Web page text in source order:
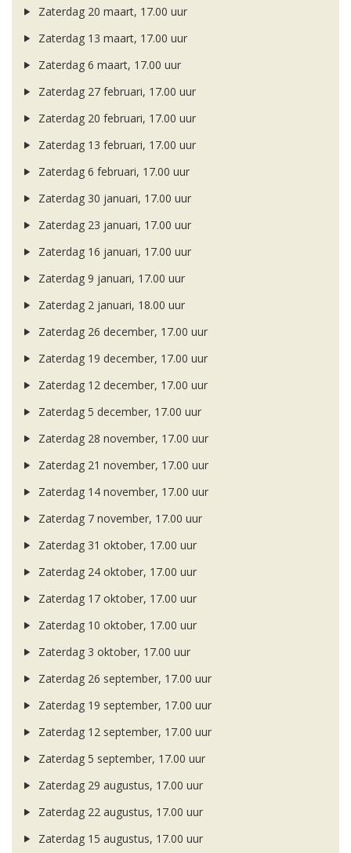
Zaterdag 20 maart, 17.00 uur
Zaterdag 13 maart, 17.00 uur
Zaterdag 6 maart, 17.00 uur
Zaterdag 27 februari, 17.00 uur
Zaterdag 20 februari, 17.00 uur
Zaterdag 13 februari, 17.00 uur
Zaterdag 6 februari, 17.00 uur
Zaterdag 30 januari, 17.00 uur
Zaterdag 23 januari, 17.00 uur
Zaterdag 16 januari, 17.00 uur
Zaterdag 9 januari, 17.00 uur
Zaterdag 2 januari, 18.00 uur
Zaterdag 26 december, 17.00 uur
Zaterdag 19 december, 17.00 uur
Zaterdag 12 december, 17.00 uur
Zaterdag 5 december, 17.00 uur
Zaterdag 28 november, 17.00 uur
Zaterdag 21 november, 17.00 uur
Zaterdag 14 november, 17.00 uur
Zaterdag 7 november, 17.00 uur
Zaterdag 31 oktober, 17.00 uur
Zaterdag 24 oktober, 17.00 uur
Zaterdag 17 oktober, 17.00 uur
Zaterdag 10 oktober, 17.00 uur
Zaterdag 3 oktober, 17.00 uur
Zaterdag 26 september, 17.00 uur
Zaterdag 19 september, 17.00 uur
Zaterdag 12 september, 17.00 uur
Zaterdag 5 september, 17.00 uur
Zaterdag 29 augustus, 17.00 uur
Zaterdag 22 augustus, 17.00 uur
Zaterdag 15 augustus, 17.00 uur